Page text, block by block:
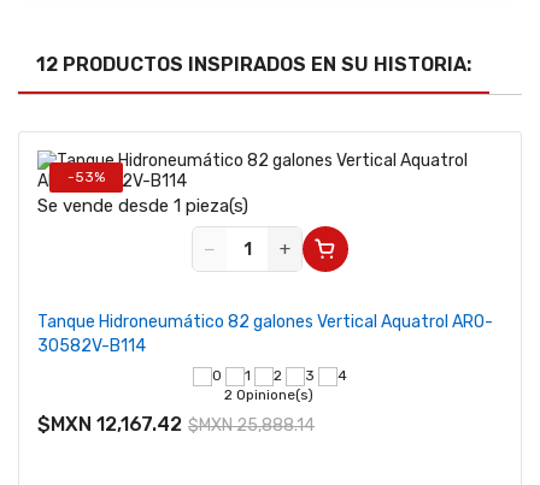
12 PRODUCTOS INSPIRADOS EN SU HISTORIA:
-53%
Se vende desde 1 pieza(s)
−
+
Tanque Hidroneumático 82 galones Vertical Aquatrol ARO-
30582V-B114
2 Opinione(s)
$MXN 12,167.42 $MXN 25,888.14